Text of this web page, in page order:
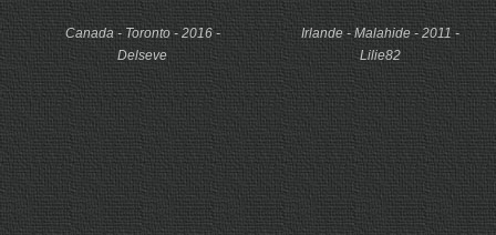
Canada - Toronto - 2016 -
Delseve
Irlande - Malahide - 2011 -
Lilie82